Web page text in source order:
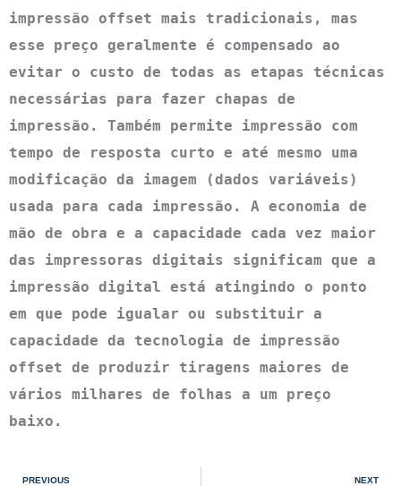
impressão offset mais tradicionais, mas
esse preço geralmente é compensado ao
evitar o custo de todas as etapas técnicas
necessárias para fazer chapas de
impressão. Também permite impressão com
tempo de resposta curto e até mesmo uma
modificação da imagem (dados variáveis)
usada para cada impressão. A economia de
mão de obra e a capacidade cada vez maior
das impressoras digitais significam que a
impressão digital está atingindo o ponto
em que pode igualar ou substituir a
capacidade da tecnologia de impressão
offset de produzir tiragens maiores de
vários milhares de folhas a um preço
baixo.
PREVIOUS NEXT